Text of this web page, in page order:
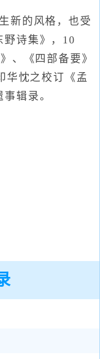
的风格，也受
野诗集》，10
、《四部备要》
华忱之校订《孟
辑录。